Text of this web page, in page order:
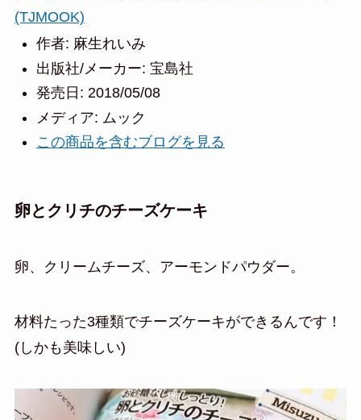
(TJMOOK)
作者: 麻生れいみ
出版社/メーカー: 宝島社
発売日: 2018/05/08
メディア: ムック
この商品を含むブログを見る
卵とクリチのチーズケーキ
卵、クリームチーズ、アーモンドパウダー。
材料たった3種類でチーズケーキができるんです！
(しかも美味しい)